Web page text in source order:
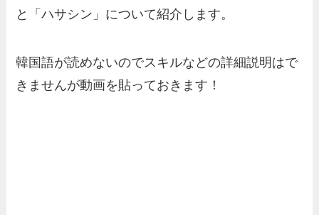
と「ハサシン」について紹介します。
韓国語が読めないのでスキルなどの詳細説明はで
きませんが動画を貼っておきます！